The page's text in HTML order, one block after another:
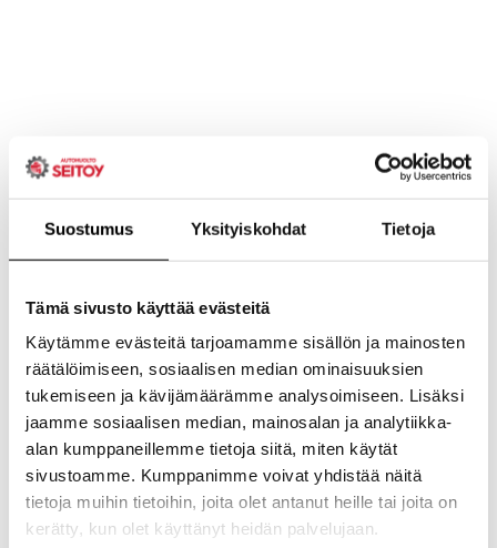
Suostumus Yksityiskohdat Tietoja
Tämä sivusto käyttää evästeitä
Käytämme evästeitä tarjoamamme sisällön ja mainosten
räätälöimiseen, sosiaalisen median ominaisuuksien
tukemiseen ja kävijämäärämme analysoimiseen. Lisäksi
jaamme sosiaalisen median, mainosalan ja analytiikka-
alan kumppaneillemme tietoja siitä, miten käytät
sivustoamme. Kumppanimme voivat yhdistää näitä
tietoja muihin tietoihin, joita olet antanut heille tai joita on
kerätty, kun olet käyttänyt heidän palvelujaan.